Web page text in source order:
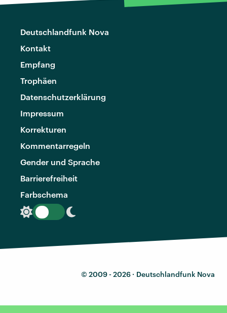
Deutschlandfunk Nova
Kontakt
Empfang
Trophäen
Datenschutzerklärung
Impressum
Korrekturen
Kommentarregeln
Gender und Sprache
Barrierefreiheit
Farbschema
© 2009 - 2026 · Deutschlandfunk Nova